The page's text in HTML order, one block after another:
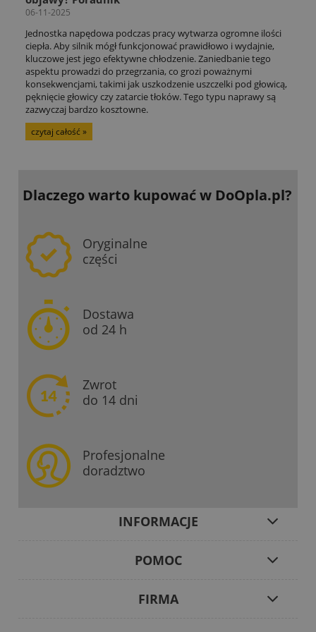
06-11-2025
Jednostka napędowa podczas pracy wytwarza ogromne ilości
ciepła. Aby silnik mógł funkcjonować prawidłowo i wydajnie,
kluczowe jest jego efektywne chłodzenie. Zaniedbanie tego
aspektu prowadzi do przegrzania, co grozi poważnymi
konsekwencjami, takimi jak uszkodzenie uszczelki pod głowicą,
pęknięcie głowicy czy zatarcie tłoków. Tego typu naprawy są
zazwyczaj bardzo kosztowne.
czytaj całość »
Dlaczego warto kupowaćw DoOpla.pl?
Oryginalne
części
Dostawa
od 24 h
Zwrot
do 14 dni
Profesjonalne
doradztwo
INFORMACJE
POMOC
FIRMA